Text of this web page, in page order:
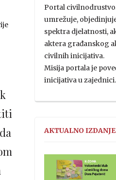
Portal
umrežuje,
spektra djelatnosti,
aktera građanskog
civilnih inicijativa.
Misija portala je
inicijativa u zajednici.
AKTUALNO IZDANJE